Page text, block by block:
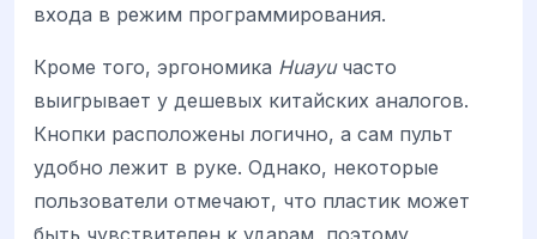
входа в режим программирования.
Кроме того, эргономика Huayuчасто
выигрывает у дешевых китайских аналогов.
Кнопки расположены логично, а сам пульт
удобно лежит в руке. Однако, некоторые
пользователи отмечают, что пластик может